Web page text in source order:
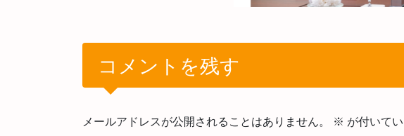
コメントを残す
メールアドレスが公開されることはありません。 ※ が付いて